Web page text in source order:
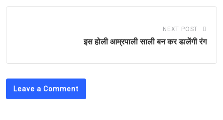
NEXT POST
इस होली आम्रपाली साली बन कर डालेंगी रंग
Leave a Comment